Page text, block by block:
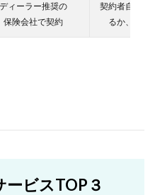
ディーラー推奨の
保険会社で契約
契約者自が自
るか、契約
ビスTOP３